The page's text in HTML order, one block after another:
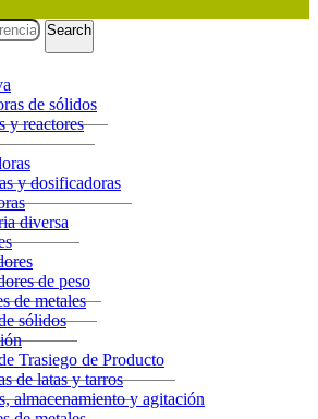
Search
de sólidos
y reactores
y dosificadoras
diversa
de peso
de metales
sólidos
Trasiego de Producto
de latas y tarros
almacenamiento y agitación